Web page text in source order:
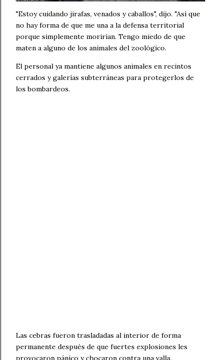
"Estoy cuidando jirafas, venados y caballos", dijo. "Así que
no hay forma de que me una a la defensa territorial
porque simplemente morirían. Tengo miedo de que
maten a alguno de los animales del zoológico.
El personal ya mantiene algunos animales en recintos
cerrados y galerías subterráneas para protegerlos de
los bombardeos.
Las cebras fueron trasladadas al interior de forma
permanente después de que fuertes explosiones les
provocaron pánico y chocaron contra una valla.